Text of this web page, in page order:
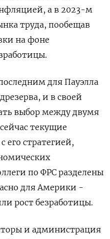
а в 2023-м
труда, пообещав
на фоне
для Пауэлла
и в своей
выбор между двумя
текущие
его стратегией,
по ФРС разделены
для Америки -
рост безработицы.
и администрация